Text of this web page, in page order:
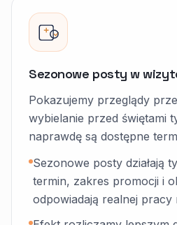
Sezonowe posty w
Pokazujemy przeglądy
wybielanie przed świętami
naprawdę są dostępne
Sezonowe posty działają
termin, zakres promocji i
odpowiadają realnej pracy